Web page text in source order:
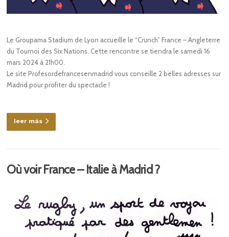
Le Groupama Stadium de Lyon accueille le “Crunch” France – Angleterre
du Tournoi des Six Nations. Cette rencontre se tiendra le samedi 16
mars 2024 à 21h00.
Le site Profesordefrancesenmadrid vous conseille 2 belles adresses sur
Madrid pour profiter du spectacle !
leer más
Où voir France – Italie à Madrid ?